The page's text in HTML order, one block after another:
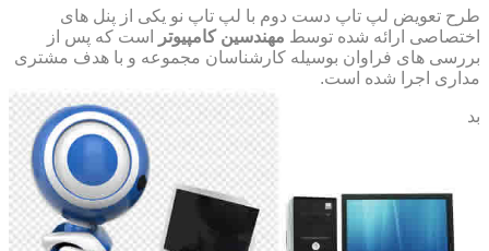
طرح تعویض لپ تاپ دست دوم با لپ تاپ نو یکی از پنل های
اختصاصی ارائه شده توسط مهندسین کامپیوتر
است که پس از
بررسی های فراوان بوسیله کارشناسان مجموعه و با هدف مشتری
مداری اجرا شده است.
بد